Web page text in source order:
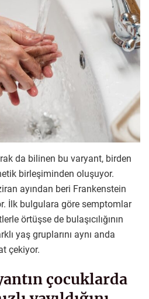
da bilinen bu varyant, birden
birleşiminden oluşuyor.
ayından beri Frankenstein
İlk bulgulara göre semptomlar
örtüşse de bulaşıcılığının
yaş gruplarını aynı anda
çekiyor.
çocuklarda